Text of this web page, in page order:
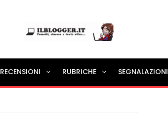
Ilblogger.it
Il portalino di blog |
RECENSIONI RUBRICHE SEGNALAZIONI